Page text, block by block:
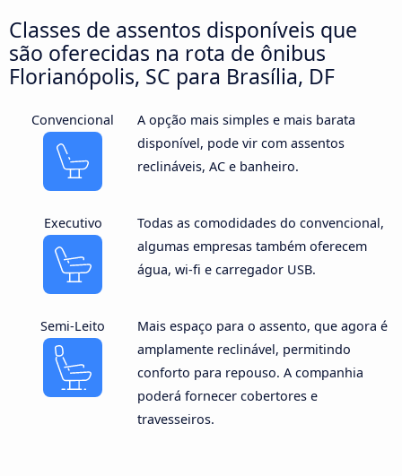
Classes de assentos disponíveis que
são oferecidas na rota de ônibus
Florianópolis, SC para Brasília, DF
Convencional
A opção mais simples e mais barata
disponível, pode vir com assentos
reclináveis, AC e banheiro.
Executivo
Todas as comodidades do convencional,
algumas empresas também oferecem
água, wi-fi e carregador USB.
Semi-Leito
Mais espaço para o assento, que agora é
amplamente reclinável, permitindo
conforto para repouso. A companhia
poderá fornecer cobertores e
travesseiros.